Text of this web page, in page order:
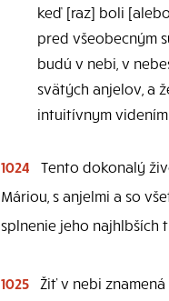
keď [raz] boli
pred všeobecným
budú v nebi, v
svätých anjelov, a
intuitívnym
1024
Tento dokonalý
Máriou, s anjelmi a so
splnenie jeho najhlbších
1025 Žiť v nebi znamená